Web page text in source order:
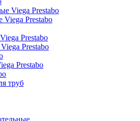
Viega Prestabo
Prestabo
Prestabo
Prestabo
Prestabo
труб